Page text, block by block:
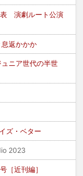
表 演劇ルート公演
返かかか
ニア世代の半世
ズ・ベター
2023
［近刊編］